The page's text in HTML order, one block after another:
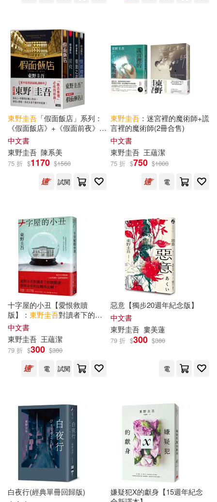
現代出版社(3) 千魚娛樂(2)
實業之日本社(2) 尖端(2)
幻冬舍(2)
中國書籍出版社(1)
中國計量出版社(1)
全力(1) 天津人民出版社(1)
接力出版社(1)
文化發展出版社(1)
時報出版(1) 東立(1)
浙江人民出版社(1)
長江文藝出版社(1)
現在可購買商品(289)
作者/演唱/譯/編/繪(557)
價格
範圍
東野圭吾 「假面飯店」系列：
《假面飯店》+《假面前夜》+
《假面之夜》+《假面遊戲》
中文書
東野圭吾 陳系美
75 折 $1170 $1560
試閱
東野圭吾 ：迷宮裡的魔術師+謊
言裡的魔術師(2冊合售)
中文書
東野圭吾 王蘊潔
75 折 $750 $1000
電
十字屋的小丑【愛恨救贖
版】： 東野圭吾對讀者下的挑
戰書──前所未有的反轉再反
轉!
中文書
東野圭吾 王蘊潔
79 折 $300 $380
電
試閱
惡意【獨步20週年紀念版】
中文書
東野圭吾 婁美蓮
79 折 $300 $380
電
白夜行(經典單冊回歸版)
嫌疑犯X的獻身【15週年紀念